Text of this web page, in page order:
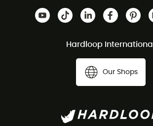
Hardloop International
Our Shops